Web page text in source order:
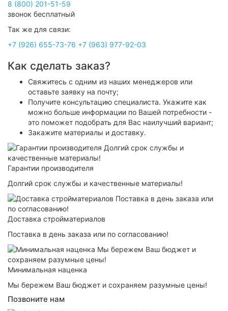
8 (800) 201-51-59
звонок бесплатный
Так же для связи:
+7 (926) 655-73-76 +7 (963) 977-92-03
Как сделать заказ?
Свяжитесь с одним из наших менеджеров или
оставьте заявку на почту;
Получите консультацию специалиста. Укажите как
можно больше информации по Вашей потребности -
это поможет подобрать для Вас наилучший вариант;
Закажите материалы и доставку.
Гарантии производителя
Долгий срок службы и качественные материалы!
Доставка стройматериалов
Поставка в день заказа или по согласованию!
Минимальная наценка
Мы бережем Ваш бюджет и сохраняем разумные цены!
Позвоните нам